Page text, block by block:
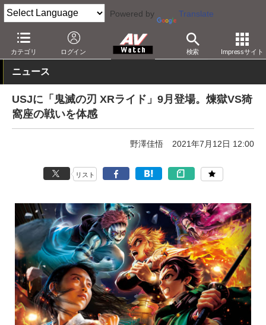
Powered by Translate
カテゴリ ログイン 検索 Impressサイト
AV Watch コンテンツ・サービス 放送 その他
ニュース
USJに「鬼滅の刃 XRライド」9月登場。煉獄VS猗
窩座の戦いを体感
野澤佳悟 2021年7月12日 12:00
リスト